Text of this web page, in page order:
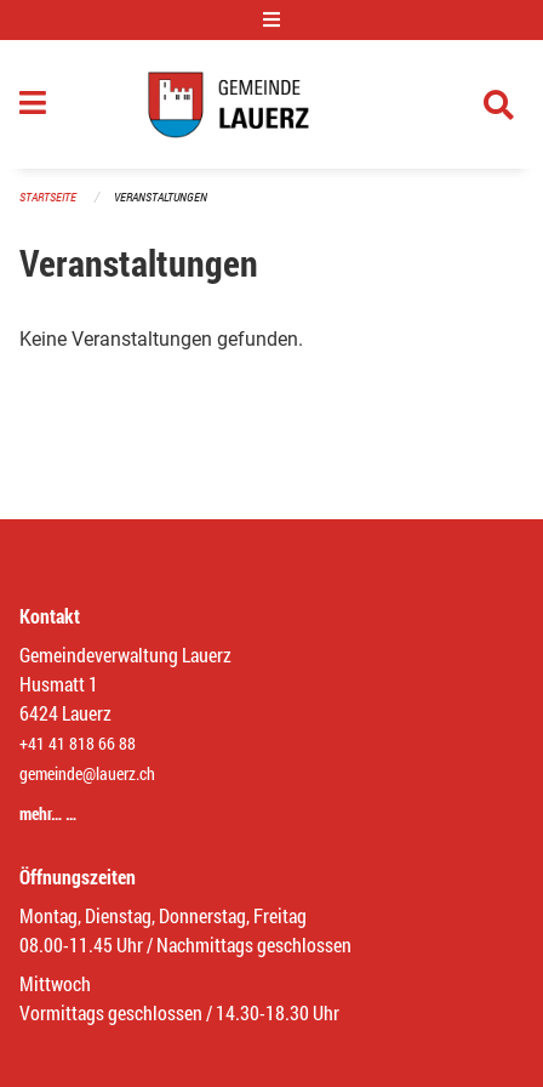
STARTSEITE VERANSTALTUNGEN
Veranstaltungen
Keine Veranstaltungen gefunden.
Kontakt
Gemeindeverwaltung Lauerz
Husmatt 1
6424 Lauerz
+41 41 818 66 88
gemeinde@lauerz.ch
mehr… …
Öffnungszeiten
Montag, Dienstag, Donnerstag, Freitag
08.00-11.45 Uhr / Nachmittags geschlossen
Mittwoch
Vormittags geschlossen / 14.30-18.30 Uhr